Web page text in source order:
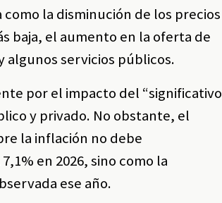
la disminución de los precios
baja, el aumento en la oferta de
algunos servicios públicos.
por el impacto del “significativo
y privado. No obstante, el
la inflación no debe
en 2026, sino como la
ese año.